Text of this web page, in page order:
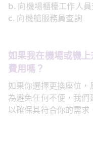
b. 向機場櫃檯工作人員
c. 向機艙服務員查詢
如果我在機場或機
費用嗎？
如果你選擇更換座位，
為避免任何不便，我們
以確保其符合你的需求